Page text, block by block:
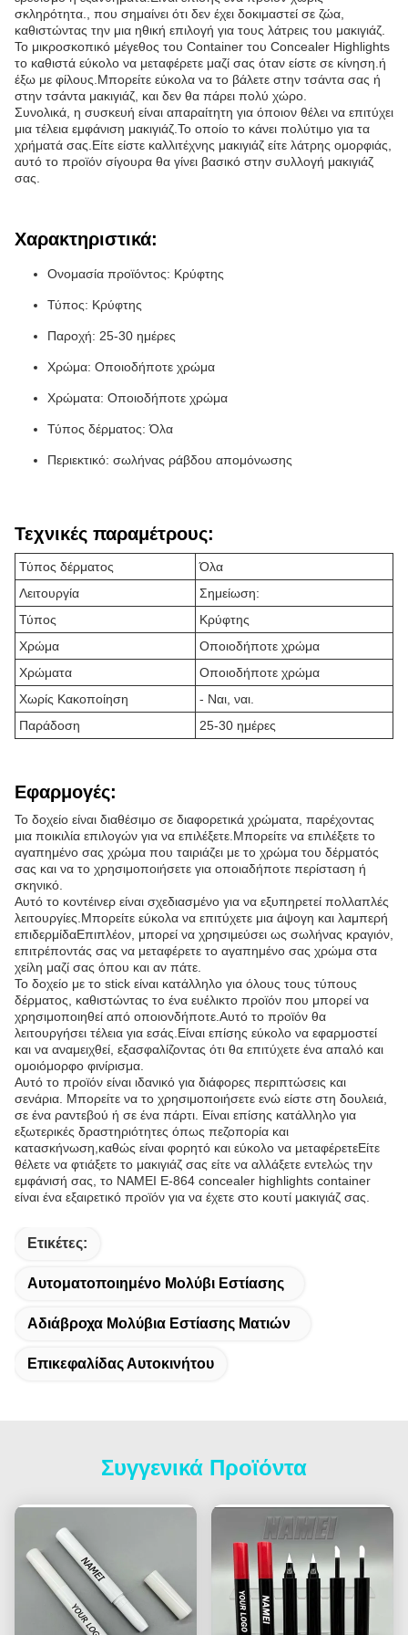
σκληρότητα., που σημαίνει ότι δεν έχει δοκιμαστεί σε ζώα,
καθιστώντας την μια ηθική επιλογή για τους λάτρεις του μακιγιάζ.
Το μικροσκοπικό μέγεθος του Container του Concealer Highlights
το καθιστά εύκολο να μεταφέρετε μαζί σας όταν είστε σε κίνηση.ή
έξω με φίλους.Μπορείτε εύκολα να το βάλετε στην τσάντα σας ή
στην τσάντα μακιγιάζ, και δεν θα πάρει πολύ χώρο.
Συνολικά, η συσκευή είναι απαραίτητη για όποιον θέλει να επιτύχει
μια τέλεια εμφάνιση μακιγιάζ.Το οποίο το κάνει πολύτιμο για τα
χρήματά σας.Είτε είστε καλλιτέχνης μακιγιάζ είτε λάτρης ομορφιάς,
αυτό το προϊόν σίγουρα θα γίνει βασικό στην συλλογή μακιγιάζ
σας.
Χαρακτηριστικά:
Ονομασία προϊόντος: Κρύφτης
Τύπος: Κρύφτης
Παροχή: 25-30 ημέρες
Χρώμα: Οποιοδήποτε χρώμα
Χρώματα: Οποιοδήποτε χρώμα
Τύπος δέρματος: Όλα
Περιεκτικό: σωλήνας ράβδου απομόνωσης
Τεχνικές παραμέτρους:
Τύπος δέρματος
Όλα
Λειτουργία
Σημείωση:
Τύπος
Κρύφτης
Χρώμα
Οποιοδήποτε χρώμα
Χρώματα
Οποιοδήποτε χρώμα
Χωρίς Κακοποίηση
- Ναι, ναι.
Παράδοση
25-30 ημέρες
Εφαρμογές:
Το δοχείο είναι διαθέσιμο σε διαφορετικά χρώματα, παρέχοντας
μια ποικιλία επιλογών για να επιλέξετε.Μπορείτε να επιλέξετε το
αγαπημένο σας χρώμα που ταιριάζει με το χρώμα του δέρματός
σας και να το χρησιμοποιήσετε για οποιαδήποτε περίσταση ή
σκηνικό.
Αυτό το κοντέινερ είναι σχεδιασμένο για να εξυπηρετεί πολλαπλές
λειτουργίες.Μπορείτε εύκολα να επιτύχετε μια άψογη και λαμπερή
επιδερμίδαΕπιπλέον, μπορεί να χρησιμεύσει ως σωλήνας κραγιόν,
επιτρέποντάς σας να μεταφέρετε το αγαπημένο σας χρώμα στα
χείλη μαζί σας όπου και αν πάτε.
Το δοχείο με το stick είναι κατάλληλο για όλους τους τύπους
δέρματος, καθιστώντας το ένα ευέλικτο προϊόν που μπορεί να
χρησιμοποιηθεί από οποιονδήποτε.Αυτό το προϊόν θα
λειτουργήσει τέλεια για εσάς.Είναι επίσης εύκολο να εφαρμοστεί
και να αναμειχθεί, εξασφαλίζοντας ότι θα επιτύχετε ένα απαλό και
ομοιόμορφο φινίρισμα.
Αυτό το προϊόν είναι ιδανικό για διάφορες περιπτώσεις και
σενάρια. Μπορείτε να το χρησιμοποιήσετε ενώ είστε στη δουλειά,
σε ένα ραντεβού ή σε ένα πάρτι. Είναι επίσης κατάλληλο για
εξωτερικές δραστηριότητες όπως πεζοπορία και
κατασκήνωση,καθώς είναι φορητό και εύκολο να μεταφέρετεΕίτε
θέλετε να φτιάξετε το μακιγιάζ σας είτε να αλλάξετε εντελώς την
εμφάνισή σας, το NAMEI E-864 concealer highlights container
είναι ένα εξαιρετικό προϊόν για να έχετε στο κουτί μακιγιάζ σας.
Ετικέτες:
Αυτοματοποιημένο Μολύβι Εστίασης
Αδιάβροχα Μολύβια Εστίασης Ματιών
Επικεφαλίδας Αυτοκινήτου
Συγγενικά Προϊόντα